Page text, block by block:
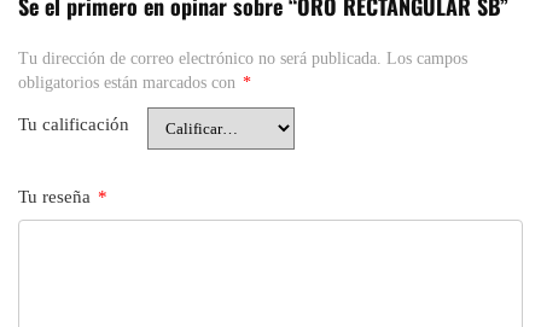
Tu dirección de correo electrónico no será publicada. Los campos
obligatorios están marcados con *
Tu calificación
Tu reseña *